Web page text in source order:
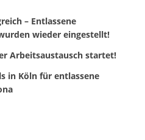
– Entlassene
wieder eingestellt!
Arbeitsaustausch startet!
in Köln für entlassene